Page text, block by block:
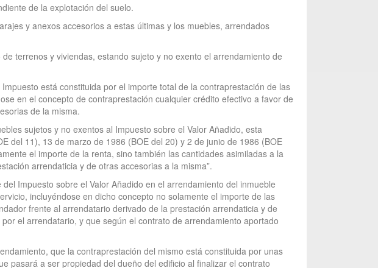
de la explotación del suelo.
y anexos accesorios a estas últimas y los muebles, arrendados
terrenos y viviendas, estando sujeto y no exento el arrendamiento de
está constituida por el importe total de la contraprestación de las
en el concepto de contraprestación cualquier crédito efectivo a favor de
de la misma.
sujetos y no exentos al Impuesto sobre el Valor Añadido, esta
del 11), 13 de marzo de 1986 (BOE del 20) y 2 de junio de 1986 (BOE
el importe de la renta, sino también las cantidades asimiladas a la
arrendaticia y de otras accesorias a la misma”.
Impuesto sobre el Valor Añadido en el arrendamiento del inmueble
incluyéndose en dicho concepto no solamente el importe de las
frente al arrendatario derivado de la prestación arrendaticia y de
el arrendatario, y que según el contrato de arrendamiento aportado
que la contraprestación del mismo está constituida por unas
pasará a ser propiedad del dueño del edificio al finalizar el contrato